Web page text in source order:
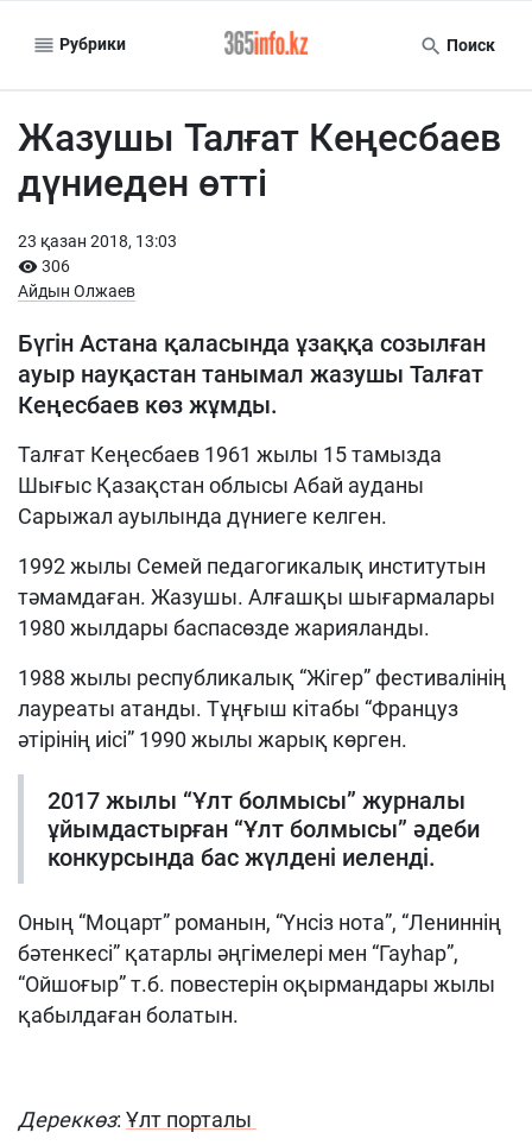
Рубрики Поиск
Жазушы Талғат Кеңесбаев
дүниеден өтті
23 қазан 2018, 13:03
306
Айдын Олжаев
Бүгін Астана қаласында ұзаққа созылған
ауыр науқастан танымал жазушы Талғат
Кеңесбаев көз жұмды.
Талғат Кеңесбаев 1961 жылы 15 тамызда
Шығыс Қазақстан облысы Абай ауданы
Сарыжал ауылында дүниеге келген.
1992 жылы Семей педагогикалық институтын
тәмамдаған. Жазушы. Алғашқы шығармалары
1980 жылдары баспасөзде жарияланды.
1988 жылы республикалық “Жігер” фестивалінің
лауреаты атанды. Тұңғыш кітабы “Француз
әтірінің иісі” 1990 жылы жарық көрген.
2017 жылы “Ұлт болмысы” журналы
ұйымдастырған “Ұлт болмысы” әдеби
конкурсында бас жүлдені иеленді.
Оның “Моцарт” романын, “Үнсіз нота”, “Лениннің
бәтенкесі” қатарлы әңгімелері мен “Гауһар”,
“Ойшоғыр” т.б. повестерін оқырмандары жылы
қабылдаған болатын.
Дереккөз: Ұлт порталы